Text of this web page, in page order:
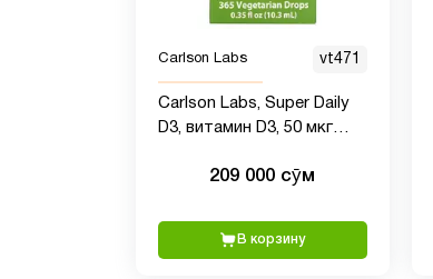
Carlson Labs vt471
Carlson Labs, Super Daily
D3, витамин D3, 50 мкг
209 000 сӯм
В корзину